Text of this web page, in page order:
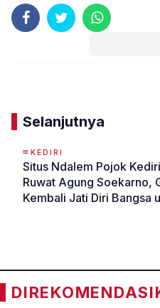
Selanjutnya
KEDIRI
Situs Ndalem Pojok
Ruwat Agung Soekarno,
Kembali Jati Diri Bangsa